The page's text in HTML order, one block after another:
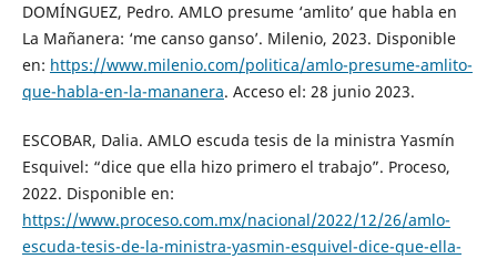
DOMÍNGUEZ, Pedro. AMLO presume ‘amlito’ que habla en
La Mañanera: ‘me canso ganso’. Milenio, 2023. Disponible
en: https://www.milenio.com/politica/amlo-presume-amlito-
que-habla-en-la-mananera. Acceso el: 28 junio 2023.
ESCOBAR, Dalia. AMLO escuda tesis de la ministra Yasmín
Esquivel: “dice que ella hizo primero el trabajo”. Proceso,
2022. Disponible en:
https://www.proceso.com.mx/nacional/2022/12/26/amlo-
escuda-tesis-de-la-ministra-yasmin-esquivel-dice-que-ella-